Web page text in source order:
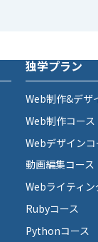
独学プラン
Web制作&デザ
Web制作コース
Webデザインコ
動画編集コース
Webライティン
Rubyコース
Pythonコース